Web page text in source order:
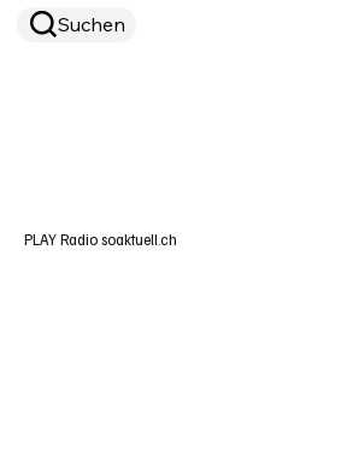
Suchen
PLAY Radio soaktuell.ch